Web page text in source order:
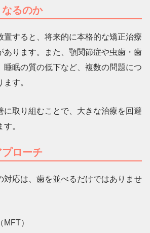
るのか
置すると、将来的に本格的な矯正治療
あります。また、顎関節症や虫歯・歯
睡眠の質の低下など、複数の問題につ
す。
に取り組むことで、大きな治療を回避
。
ローチ
対応は、歯を並べるだけではありませ
）